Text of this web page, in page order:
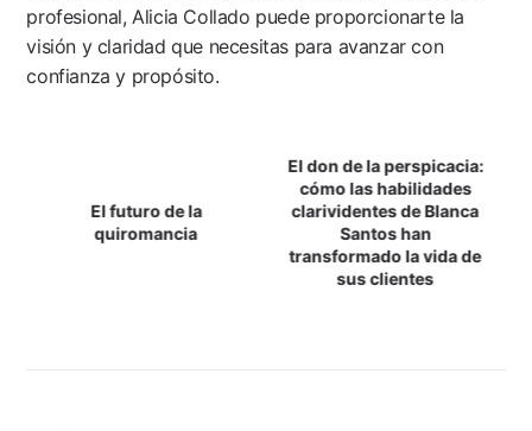
profesional, Alicia Collado puede proporcionarte la
visión y claridad que necesitas para avanzar con
confianza y propósito.
Entradas
El futuro de la
quiromancia
El don de la perspicacia:
cómo las habilidades
clarividentes de Blanca
Santos han
transformado la vida de
sus clientes